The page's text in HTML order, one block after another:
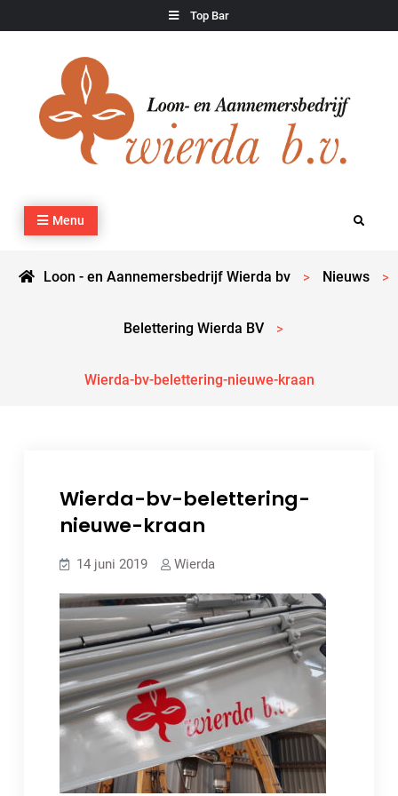
to
Top Bar
Loon – en Aannemersbedrijf Wierda bv
Kraan- en machineverhuur, agrarisch werk, grondverzet,
cultuurtechnisch werk en transport
Menu Search
Loon - en Aannemersbedrijf Wierda bv > Nieuws >
Belettering Wierda BV >
Wierda-bv-belettering-nieuwe-kraan
Wierda-bv-belettering-
nieuwe-kraan
14 juni 2019 Wierda